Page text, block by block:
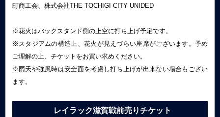
町商工会、株式会社THE TOCHIGI CITY UNIDED
※花火はバックスタンド側の上空に打ち上げ予定です。
※スタジアムの構造上、花火が見えづらい座席がございます。予め
ご理解の上、チケットをお買い求めください。
※雨天や強風時は安全面を考慮し打ち上げが出来ない場合もござい
ます。
レイラック滋賀戦前売りチケット